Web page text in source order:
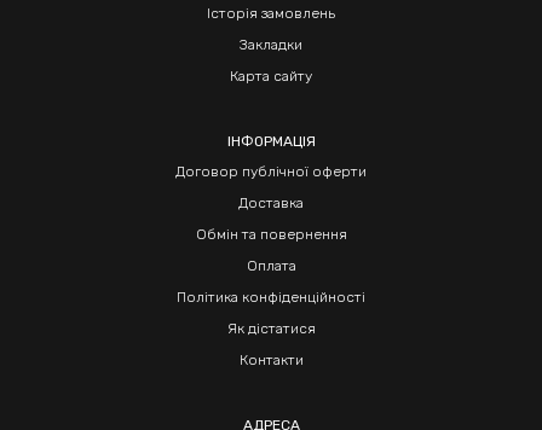
Історія замовлень
Закладки
Карта сайту
ІНФОРМАЦІЯ
Договор публічної оферти
Доставка
Обмін та повернення
Оплата
Політика конфіденційності
Як дістатися
Контакти
АДРЕСА